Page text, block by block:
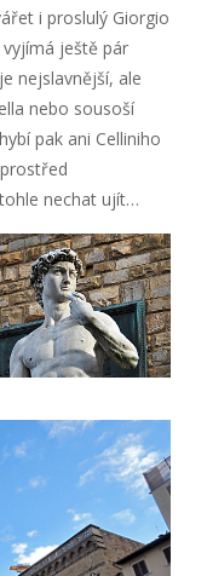
i proslulý Giorgio
ještě pár
nejslavnější, ale
nebo sousoší
pak ani Celliniho
nechat ujít…